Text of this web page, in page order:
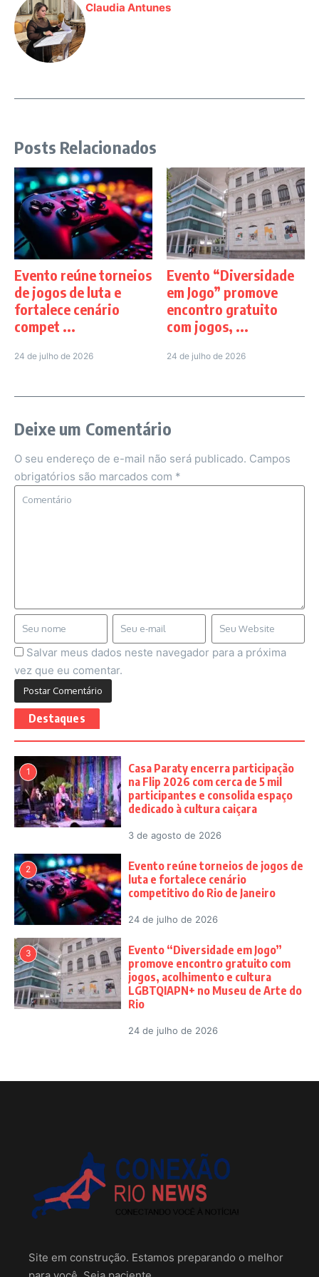
Claudia Antunes
Posts Relacionados
Evento reúne torneios
de jogos de luta e
fortalece cenário
compet ...
24 de julho de 2026
Evento “Diversidade
em Jogo” promove
encontro gratuito
com jogos, ...
24 de julho de 2026
Deixe um Comentário
O seu endereço de e-mail não será publicado. Campos
obrigatórios são marcados com *
Salvar meus dados neste navegador para a próxima
vez que eu comentar.
Destaques
1
Casa Paraty encerra participação
na Flip 2026 com cerca de 5 mil
participantes e consolida espaço
dedicado à cultura caiçara
3 de agosto de 2026
2
Evento reúne torneios de jogos de
luta e fortalece cenário
competitivo do Rio de Janeiro
24 de julho de 2026
3
Evento “Diversidade em Jogo”
promove encontro gratuito com
jogos, acolhimento e cultura
LGBTQIAPN+ no Museu de Arte do
Rio
24 de julho de 2026
Site em construção. Estamos preparando o melhor